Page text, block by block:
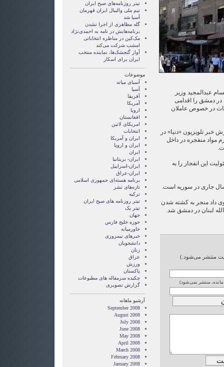
عبدالمجید وزیر
در دمشق را اقدامی
در خصوص عاملان
خبر تلویزیون «دنیا» در
داد که ۲۰۰کیلوگرم مواد منفجره در داخل
این انفجار را به
سال جاری در سوریه است.
داد منجر به کشته شدن
لبنان در دمشق شد.
منتشر می‌شود.)
مانده، منتشر نمی‌شود)
تیتر روزنامه‌های صبح ایران
تیم ملی والیبال ایران قهرمان
آسیا شد
گله مظاهری از اجرا نشدن
برنامه‌هایش در نامه به احمدی‌نژاد
مک‌کین در مناظره انتخاباتی
امشب شرکت می‌کند
آواز گنجشک‌ها، نماینده منتخب
ایران برای اسکار
موضوعات
آسيای ميانه
آسیا
آفریقا
آمریکا
اروپا
افغانستان
امریکای لاتین
انتخابات
ايران و آمريکا
ايران و اروپا
ایران
ایران- بریتانیا
ایران-اسراییل
ایران-عراق
برنامه هسته‌ای جمهوری اسلامی
تازه‌های نشر
ترکیه
تیتر روزنامه های صبح ایران
تیتر یک
جهان
حوزه خلیج فارس
خاورمیانه
خبرهای نیمروزی
دانشجویان
زنان
عراق
ورزش
پاکستان
چکیده سرمقاله های مطبوعات
گزارش تصويری
آرشیو ماهانه
September 2008
August 2008
July 2008
June 2008
May 2008
April 2008
March 2008
February 2008
January 2008